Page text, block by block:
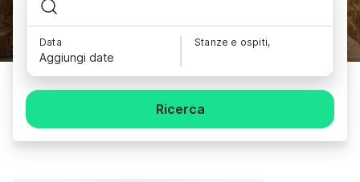
Data
Aggiungi date
Stanze e ospiti,
Ricerca